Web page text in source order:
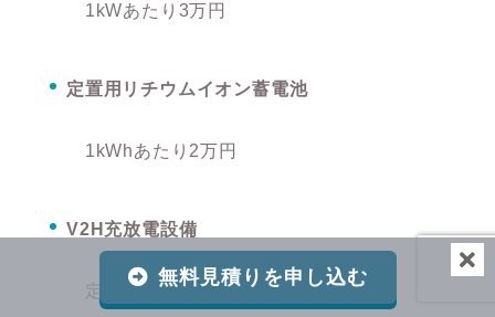
1kWあたり3万円
定置用リチウムイオン蓄電池
1kWhあたり2万円
V2H充放電設備
定額10万円
無料見積りを申し込む